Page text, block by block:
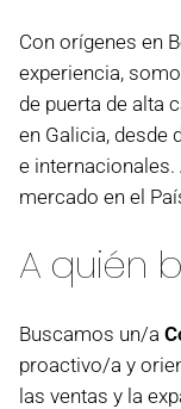
Con orígenes en
experiencia,
de puerta de alta
en Galicia, desde
e
mercado en el
A quién
Buscamos un/a
proactivo/a y
las ventas y la